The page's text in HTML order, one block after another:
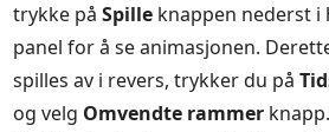
trykke påSpille knappen nederst
panel for å se animasjonen.
spilles av i revers, trykker du på
og velg Omvendte rammer